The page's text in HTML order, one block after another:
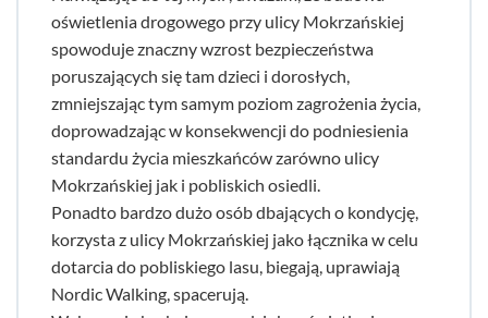
oświetlenia drogowego przy ulicy Mokrzańskiej
spowoduje znaczny wzrost bezpieczeństwa
poruszających się tam dzieci i dorosłych,
zmniejszając tym samym poziom zagrożenia życia,
doprowadzając w konsekwencji do podniesienia
standardu życia mieszkańców zarówno ulicy
Mokrzańskiej jak i pobliskich osiedli.
Ponadto bardzo dużo osób dbających o kondycję,
korzysta z ulicy Mokrzańskiej jako łącznika w celu
dotarcia do pobliskiego lasu, biegają, uprawiają
Nordic Walking, spacerują.